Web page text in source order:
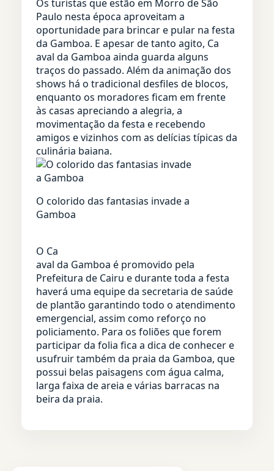
Os turistas que estão em Morro de São
Paulo nesta época aproveitam a
oportunidade para brincar e pular na festa
da Gamboa. E apesar de tanto agito, Ca
aval da Gamboa ainda guarda alguns
traços do passado. Além da animação dos
shows há o tradicional desfiles de blocos,
enquanto os moradores ficam em frente
às casas apreciando a alegria, a
movimentação da festa e recebendo
amigos e vizinhos com as delícias típicas da
culinária baiana.
O colorido das fantasias invade a
Gamboa
O Ca
aval da Gamboa é promovido pela
Prefeitura de Cairu e durante toda a festa
haverá uma equipe da secretaria de saúde
de plantão garantindo todo o atendimento
emergencial, assim como reforço no
policiamento. Para os foliões que forem
participar da folia fica a dica de conhecer e
usufruir também da praia da Gamboa, que
possui belas paisagens com água calma,
larga faixa de areia e várias barracas na
beira da praia.